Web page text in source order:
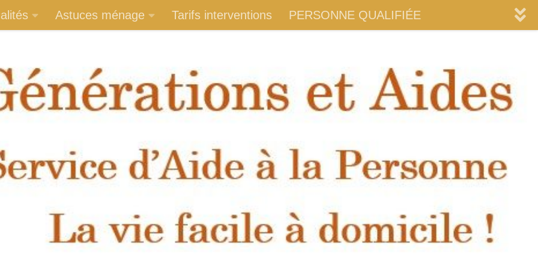
Astuces ménage Tarifs interventions PERSONNE QUALIFIÉE